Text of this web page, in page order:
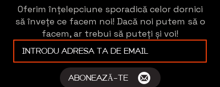
Oferim înțelepciune sporadică celor dornici
să învețe ce facem noi! Dacă noi putem să o
facem, ar trebui să puteți și voi!
E-
mail
*
ABONEAZĂ-TE